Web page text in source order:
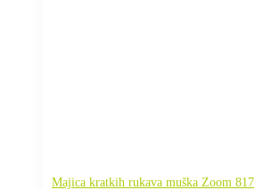
Majica kratkih rukava muška Zoom 817